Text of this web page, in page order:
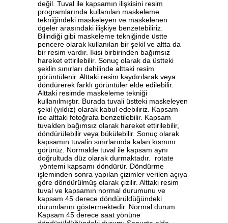
değil. Tuval ile kapsamın ilişkisini resim
programlarında kullanılan maskeleme
tekniğindeki maskeleyen ve maskelenen
ögeler arasındaki ilişkiye benzetebiliriz.
Bilindiği gibi maskeleme tekniğinde üstte
pencere olarak kullanılan bir şekil ve altta da
bir resim vardır. İkisi birbirinden bağımsız
hareket ettirilebilir. Sonuç olarak da üstteki
şeklin sınırları dahilinde alttaki resim
görüntülenir. Alttaki resim kaydırılarak veya
döndürerek farklı görüntüler elde edilebilir.
Alttaki resimde maskeleme tekniği
kullanılmıştır. Burada tuvali üstteki maskeleyen
şekil (yıldız) olarak kabul edebiliriz. Kapsam
ise alttaki fotoğrafa benzetilebilir. Kapsam
tuvalden bağımsız olarak hareket ettirilebilir,
döndürülebilir veya bükülebilir. Sonuç olarak
kapsamın tuvalin sınırlarında kalan kısmını
görürüz. Normalde tuval ile kapsam aynı
doğrultuda düz olarak durmaktadır. rotate
yöntemi kapsamı döndürür. Döndürme
işleminden sonra yapılan çizimler verilen açıya
göre döndürülmüş olarak çizilir. Alttaki resim
tuval ve kapsamın normal durumunu ve
kapsam 45 derece döndürüldüğündeki
durumlarını göstermektedir. Normal durum:
Kapsam 45 derece saat yönüne